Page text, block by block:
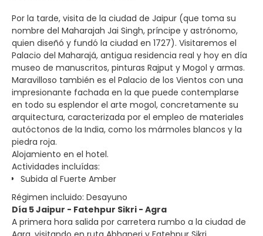
Por la tarde, visita de la ciudad de Jaipur (que toma su
nombre del Maharajah Jai Singh, príncipe y astrónomo,
quien diseñó y fundó la ciudad en 1727). Visitaremos el
Palacio del Maharajá, antigua residencia real y hoy en día
museo de manuscritos, pinturas Rajput y Mogol y armas.
Maravilloso también es el Palacio de los Vientos con una
impresionante fachada en la que puede contemplarse
en todo su esplendor el arte mogol, concretamente su
arquitectura, caracterizada por el empleo de materiales
autóctonos de la India, como los mármoles blancos y la
piedra roja.
Alojamiento en el hotel.
Actividades incluídas:
Subida al Fuerte Amber
Régimen incluido: Desayuno
Día 5 Jaipur - Fatehpur Sikri - Agra
A primera hora salida por carretera rumbo a la ciudad de